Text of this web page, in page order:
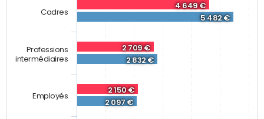
4 649 €
2 709 €
2 150 €
5 482 €
2 832 €
2 097 €
Cadres
Professions
intermédiaires
Employés